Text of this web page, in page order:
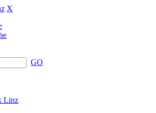
X
GO
Linz